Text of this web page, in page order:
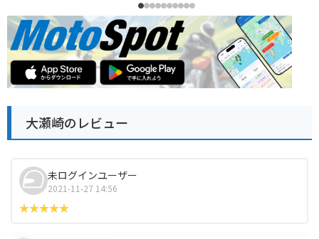
大瀬崎のレビュー
未ログインユーザー
2021-11-27 14:56